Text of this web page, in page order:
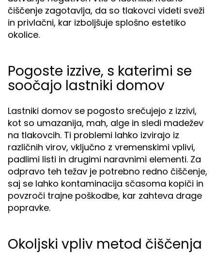
čiščenje zagotavlja, da so tlakovci videti sveži
in privlačni, kar izboljšuje splošno estetiko
okolice.
Pogoste izzive, s katerimi se
soočajo lastniki domov
Lastniki domov se pogosto srečujejo z izzivi,
kot so umazanija, mah, alge in sledi madežev
na tlakovcih. Ti problemi lahko izvirajo iz
različnih virov, vključno z vremenskimi vplivi,
padlimi listi in drugimi naravnimi elementi. Za
odpravo teh težav je potrebno redno čiščenje,
saj se lahko kontaminacija sčasoma kopiči in
povzroči trajne poškodbe, kar zahteva drage
popravke.
Okoljski vpliv metod čiščenja